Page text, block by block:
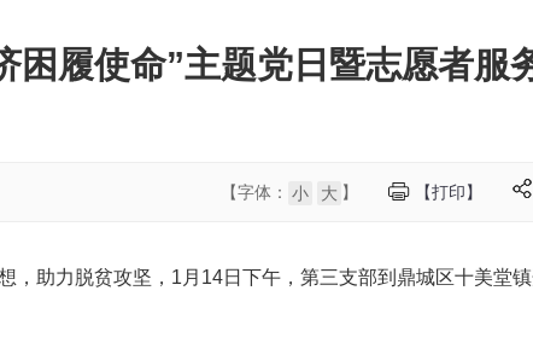
履使命”主题党日暨志愿者服
【打印】
【字体： 小 大 】
，助力脱贫攻坚，1月14日下午，第三支部到鼎城区十美堂